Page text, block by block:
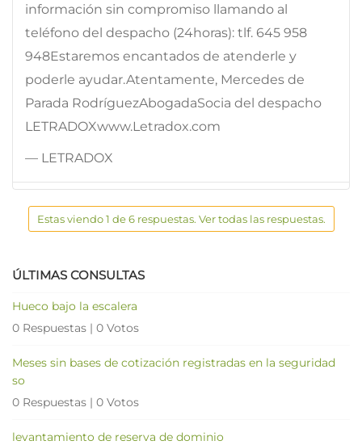
información sin compromiso llamando al
teléfono del despacho (24horas): tlf. 645 958
948Estaremos encantados de atenderle y
poderle ayudar.Atentamente, Mercedes de
Parada RodríguezAbogadaSocia del despacho
LETRADOXwww.Letradox.com
— LETRADOX
Estas viendo 1 de 6 respuestas. Ver todas las respuestas.
ÚLTIMAS CONSULTAS
Hueco bajo la escalera
0 Respuestas | 0 Votos
Meses sin bases de cotización registradas en la seguridad
so
0 Respuestas | 0 Votos
levantamiento de reserva de dominio